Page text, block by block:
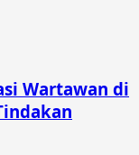
Wartawan di